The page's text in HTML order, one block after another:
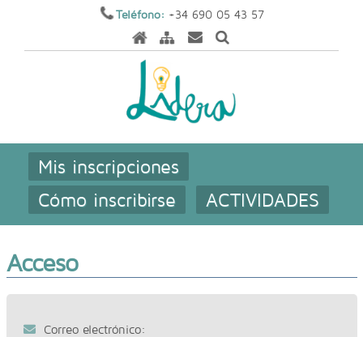
Teléfono: +34 690 05 43 57
Mis inscripciones
Cómo inscribirse
ACTIVIDADES
Acceso
Correo electrónico: